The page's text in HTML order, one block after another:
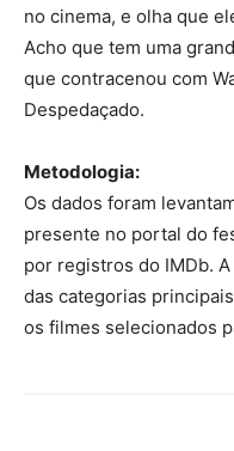
no cinema, e olha que
Acho que tem uma
que contracenou com
Despedaçado.
Metodologia:
Os dados foram
presente no portal do
por registros do IMDb.
das categorias
os filmes selecionados